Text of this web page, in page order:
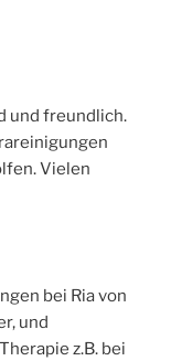
und freundlich.
Vielen
bei Ria von
und
z.B. bei